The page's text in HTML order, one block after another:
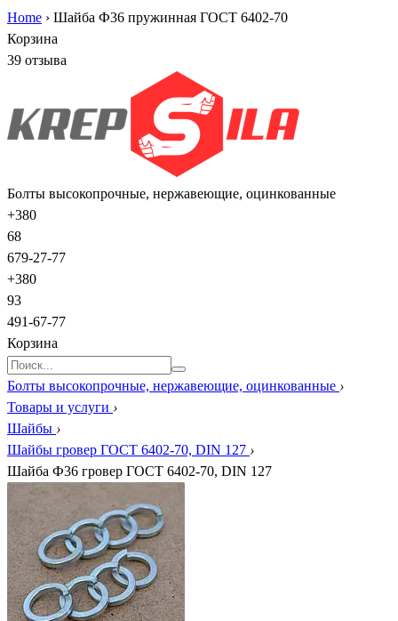
Home › Шайба Ф36 пружинная ГОСТ 6402-70
Корзина
39 отзыва
Болты высокопрочные, нержавеющие, оцинкованные
+380
68
679-27-77
+380
93
491-67-77
Корзина
Болты высокопрочные, нержавеющие, оцинкованные ›
Товары и услуги ›
Шайбы ›
Шайбы гровер ГОСТ 6402-70, DIN 127 ›
Шайба Ф36 гровер ГОСТ 6402-70, DIN 127